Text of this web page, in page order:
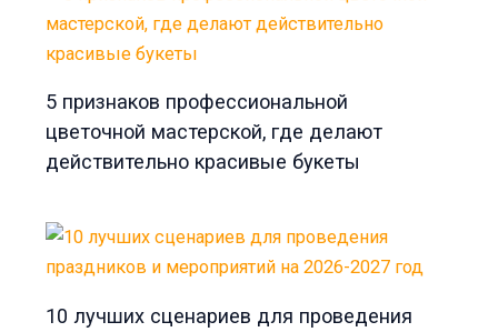
5 признаков профессиональной
цветочной мастерской, где делают
действительно красивые букеты
10 лучших сценариев для проведения